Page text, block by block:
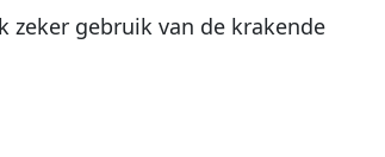
gebruik van de krakende